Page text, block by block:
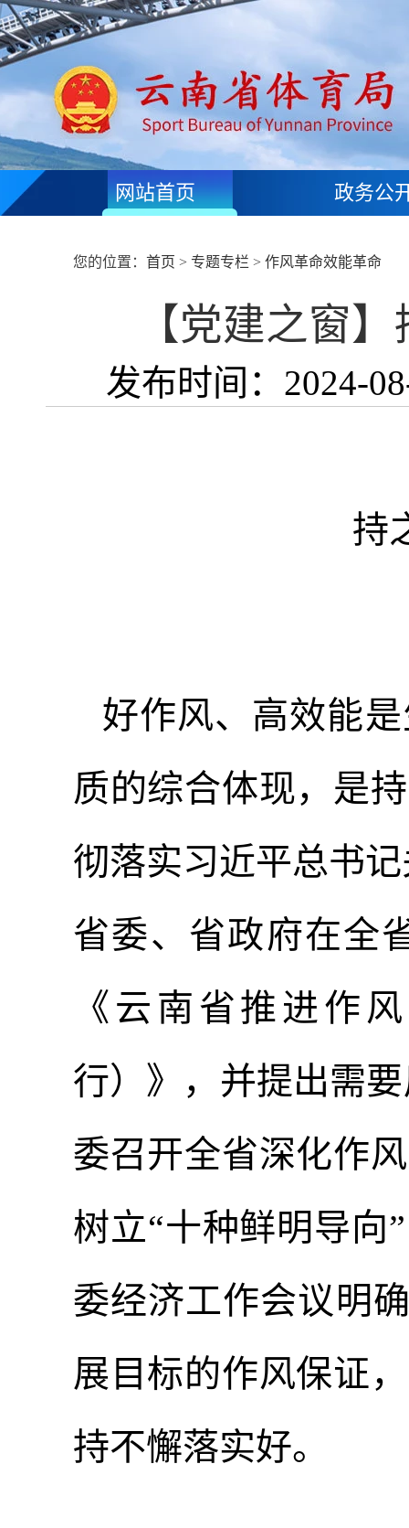
网站首页 政务公
您的位置： 首页 > 专题专栏 > 作风革命效能革命
【党建之窗
发布时间：2024-
持
好作风、高效能
质的综合体现，是
彻落实习近平总书
省委、省政府在全
《云南省推进作
行）》，并提出需
委召开全省深化作
树立“十种鲜明导向
委经济工作会议明
展目标的作风保证
持不懈落实好。